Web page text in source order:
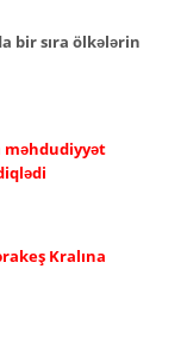
bir sıra ölkələrin
məhdudiyyət
Kralına